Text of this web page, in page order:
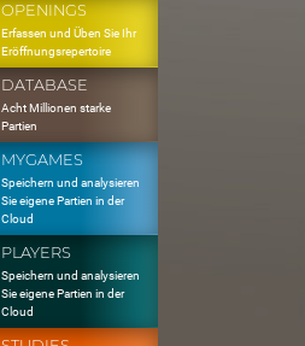
OPENINGS
Erfassen und Üben Sie Ihr
Eröffnungsrepertoire
DATABASE
Acht Millionen starke
Partien
MYGAMES
Speichern und analysieren
Sie eigene Partien in der
Cloud
PLAYERS
Speichern und analysieren
Sie eigene Partien in der
Cloud